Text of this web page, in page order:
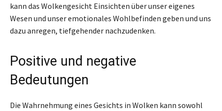
kann das Wolkengesicht Einsichten über unser eigenes
Wesen und unser emotionales Wohlbefinden geben und uns
dazu anregen, tiefgehender nachzudenken.
Positive und negative
Bedeutungen
Die Wahrnehmung eines Gesichts in Wolken kann sowohl